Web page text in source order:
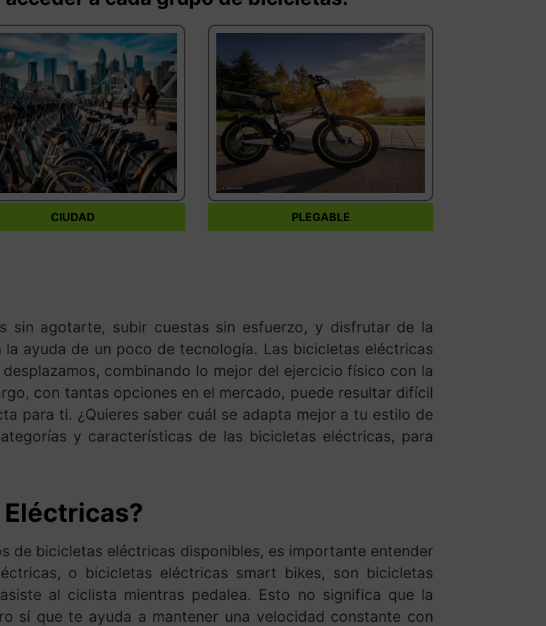
CIUDAD PLEGABLE
sin agotarte, subir cuestas sin esfuerzo, y disfrutar de la
ayuda de un poco de tecnología. Las bicicletas eléctricas
combinando lo mejor del ejercicio físico con la
con tantas opciones en el mercado, puede resultar difícil
para ti. ¿Quieres saber cuál se adapta mejor a tu estilo de
y características de las bicicletas eléctricas, para
Eléctricas?
de bicicletas eléctricas disponibles, es importante entender
o bicicletas eléctricas smart bikes, son bicicletas
al ciclista mientras pedalea. Esto no significa que la
sí que te ayuda a mantener una velocidad constante con